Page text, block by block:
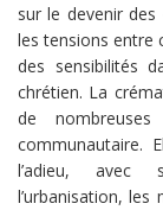
sur le devenir
les tensions entre
des sensibilités
chrétien. La
de
communautaire.
l’adieu, avec
l’urbanisation,